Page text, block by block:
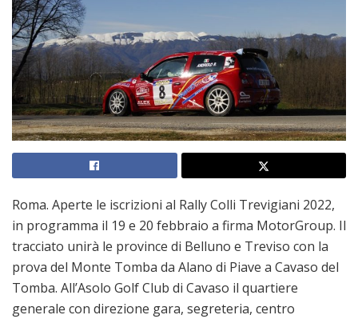
Roma. Aperte le iscrizioni al Rally Colli Trevigiani 2022,
in programma il 19 e 20 febbraio a firma MotorGroup. Il
tracciato unirà le province di Belluno e Treviso con la
prova del Monte Tomba da Alano di Piave a Cavaso del
Tomba. All’Asolo Golf Club di Cavaso il quartiere
generale con direzione gara, segreteria, centro